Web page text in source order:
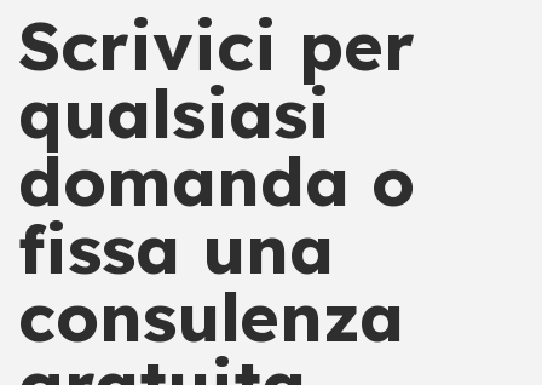
Scrivici per
qualsiasi
domanda o
fissa una
consulenza